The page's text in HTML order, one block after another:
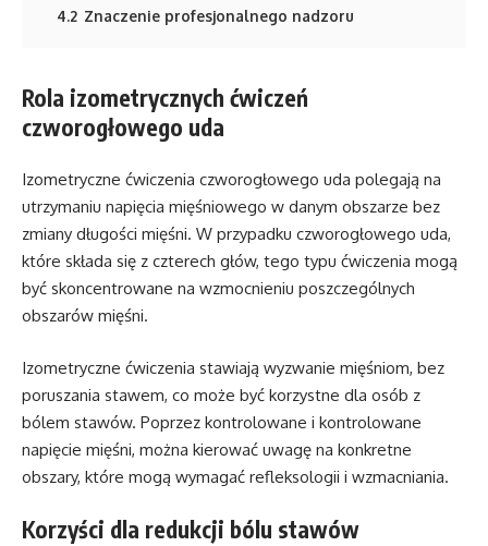
4.2 Znaczenie profesjonalnego nadzoru
Rola izometrycznych ćwiczeń
czworogłowego uda
Izometryczne ćwiczenia czworogłowego uda polegają na
utrzymaniu napięcia mięśniowego w danym obszarze bez
zmiany długości mięśni. W przypadku czworogłowego uda,
które składa się z czterech głów, tego typu ćwiczenia mogą
być skoncentrowane na wzmocnieniu poszczególnych
obszarów mięśni.
Izometryczne ćwiczenia stawiają wyzwanie mięśniom, bez
poruszania stawem, co może być korzystne dla osób z
bólem stawów. Poprzez kontrolowane i kontrolowane
napięcie mięśni, można kierować uwagę na konkretne
obszary, które mogą wymagać refleksologii i wzmacniania.
Korzyści dla redukcji bólu stawów